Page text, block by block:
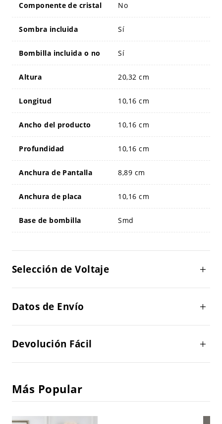
Componente de cristal No
Sombra incluida Sí
Bombilla incluida o no Sí
Altura 20,32 cm
Longitud 10,16 cm
Ancho del producto 10,16 cm
Profundidad 10,16 cm
Anchura de Pantalla 8,89 cm
Anchura de placa 10,16 cm
Base de bombilla Smd
Selección de Voltaje
Datos de Envío
Devolución Fácil
Más Popular